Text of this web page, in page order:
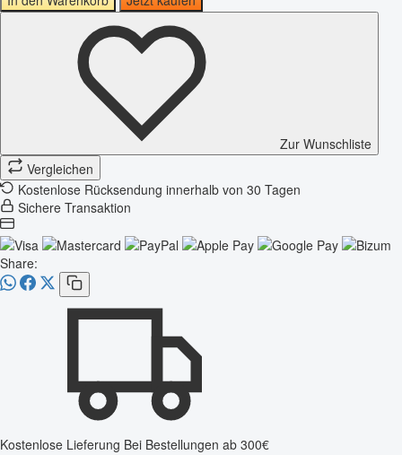
Zur Wunschliste
Vergleichen
Kostenlose Rücksendung innerhalb von 30 Tagen
Sichere Transaktion
Share:
Kostenlose Lieferung Bei Bestellungen ab 300€